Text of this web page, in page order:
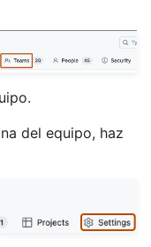
del equipo, haz